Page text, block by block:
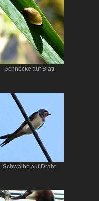
Schnecke auf Blatt
Schwalbe auf Draht